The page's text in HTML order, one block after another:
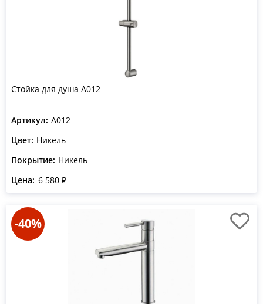
Стойка для душа A012
Артикул: A012
Цвет: Никель
Покрытие: Никель
Цена: 6 580 ₽
-40%